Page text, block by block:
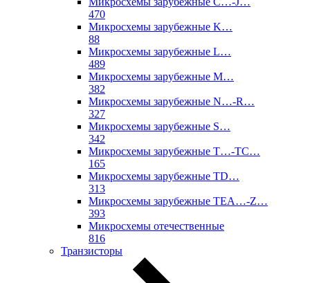
470
Микросхемы зарубежные K…
88
Микросхемы зарубежные L…
489
Микросхемы зарубежные M…
382
Микросхемы зарубежные N…-R…
327
Микросхемы зарубежные S…
342
Микросхемы зарубежные T…-TC…
165
Микросхемы зарубежные TD…
313
Микросхемы зарубежные TEA…-Z…
393
Микросхемы отечественные
816
Транзисторы